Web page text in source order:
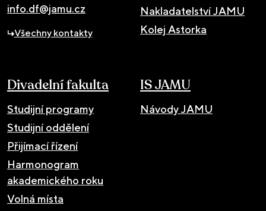
info.df@jamu.cz
Všechny kontakty
Nakladatelství JAMU
Kolej Astorka
Divadelní fakulta
Studijní programy
Studijní oddělení
Přijímací řízení
Harmonogram
akademického roku
Volná místa
IS JAMU
Návody JAMU